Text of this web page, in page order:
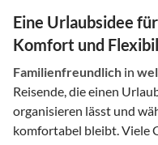
Eine Urlaubsidee
Komfort und
Familienfreundlich in
Reisende, die einen
organisieren lässt und
komfortabel bleibt. Viele